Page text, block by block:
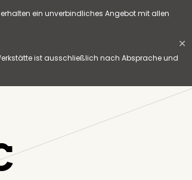
ein unverbindliches Angebot mit allen
ist ausschließlich nach Absprache und
✕